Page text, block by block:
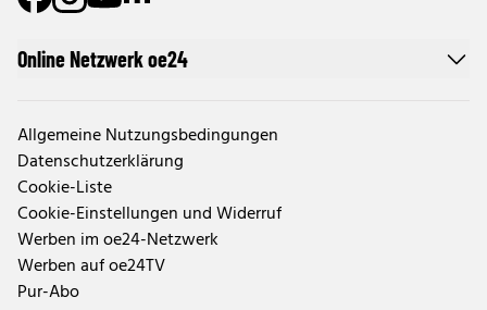
Online Netzwerk oe24
Allgemeine Nutzungsbedingungen
Datenschutzerklärung
Cookie-Liste
Cookie-Einstellungen und Widerruf
Werben im oe24-Netzwerk
Werben auf oe24TV
Pur-Abo